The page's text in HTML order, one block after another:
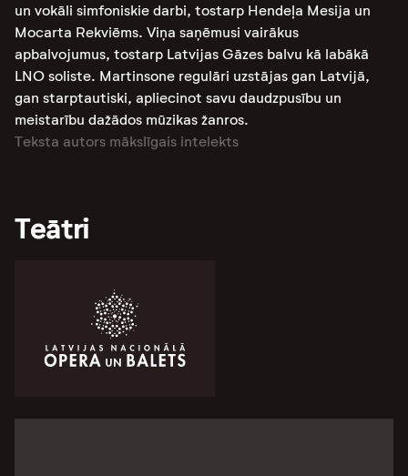
un vokāli simfoniskie darbi, tostarp Hendeļa Mesija un
Mocarta Rekviēms. Viņa saņēmusi vairākus
apbalvojumus, tostarp Latvijas Gāzes balvu kā labākā
LNO soliste. Martinsone regulāri uzstājas gan Latvijā,
gan starptautiski, apliecinot savu daudzpusību un
meistarību dažādos mūzikas žanros.
Teksta autors mākslīgais intelekts
Teātri